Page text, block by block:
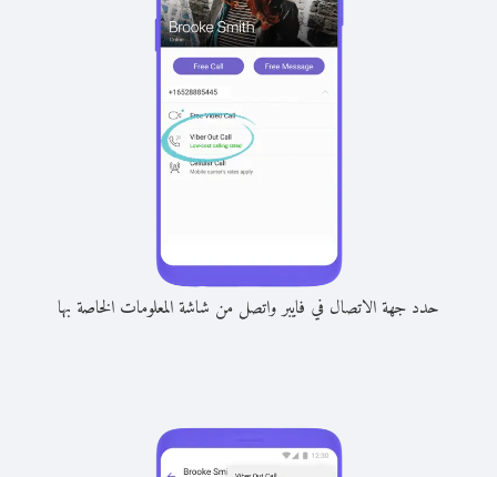
حدد جهة الاتصال في فايبر واتصل من شاشة المعلومات الخاصة بها